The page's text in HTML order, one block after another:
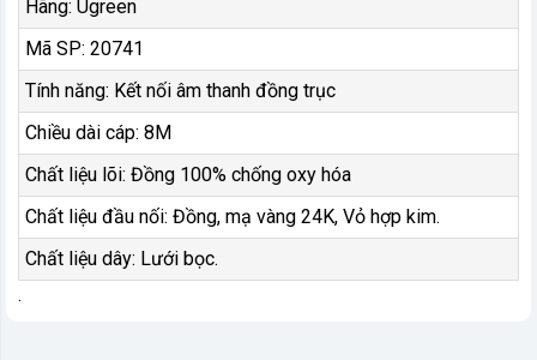
Hãng: Ugreen
Mã SP: 20741
Tính năng: Kết nối âm thanh đồng trục
Chiều dài cáp: 8M
Chất liệu lõi: Đồng 100% chống oxy hóa
Chất liệu đầu nối: Đồng, mạ vàng 24K, Vỏ hợp kim.
Chất liệu dây: Lưới bọc.
.